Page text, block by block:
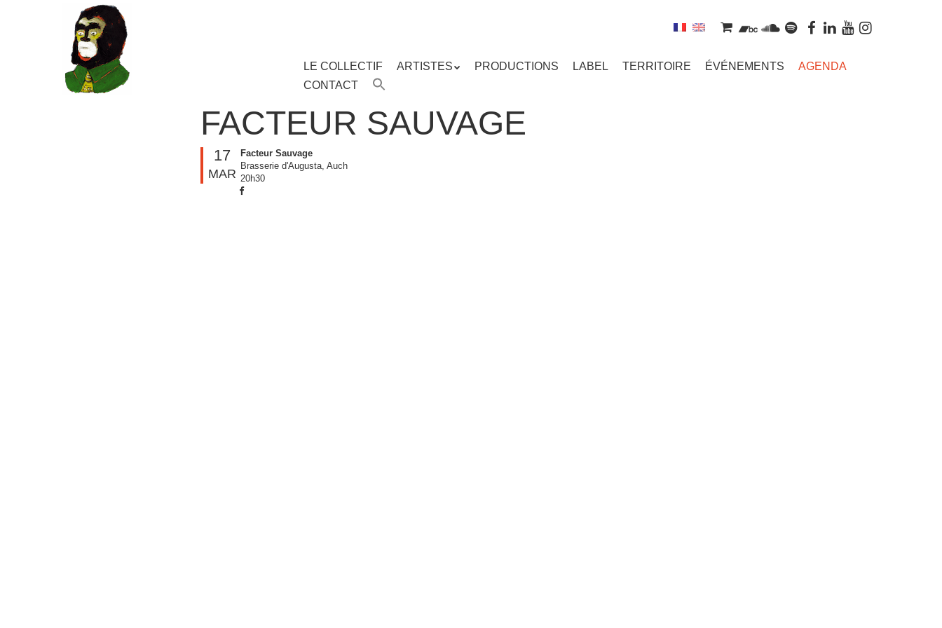
MENU
Aller
contenu
LE COLLECTIF ARTISTES PRODUCTIONS LABEL TERRITOIRE ÉVÉNEMENTS
AGENDA
CONTACT
FACTEUR SAUVAGE
17
MAR
Facteur Sauvage
Brasserie d'Augusta, Auch
20h30